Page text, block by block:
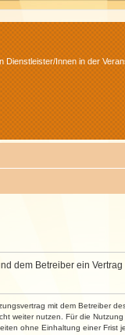
Dienstleister/Innen in der
dem Betreiber ein
mit dem Betreiber
weiter nutzen. Für die
ohne Einhaltung einer Frist